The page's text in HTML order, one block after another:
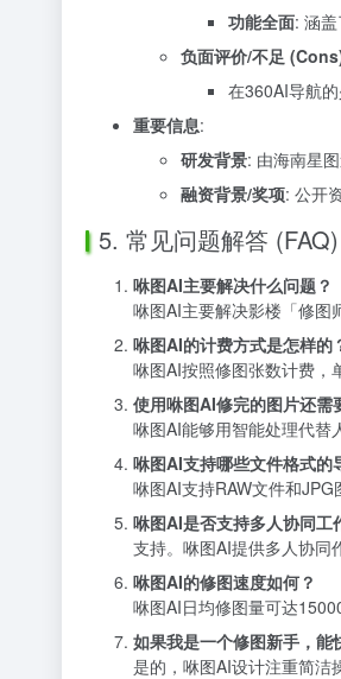
功能全面: 涵
负面评价/不足
在360AI导航
重要信息:
研发背景: 由海南星
融资背景/奖项: 公开
5. 常见问题解答 (FAQ)
咻图AI主要解决什么问题？
咻图AI主要解决影楼「修图
咻图AI的计费方式是怎样的
咻图AI按照修图张数计费，
使用咻图AI修完的图片还需
咻图AI能够用智能处理代替
咻图AI支持哪些文件格式的
咻图AI支持RAW文件和JPG
咻图AI是否支持多人协同工
支持。咻图AI提供多人协同
咻图AI的修图速度如何？
咻图AI日均修图量可达
如果我是一个修图新手，能
是的，咻图AI设计注重简洁